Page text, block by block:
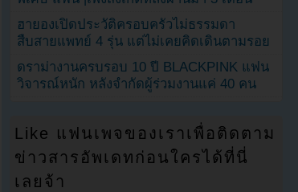
ฮายองเปิดประวัติครอบครัวไม่ธรรมดา
สืบสายแพทย์ 4 รุ่น แต่ไม่เคยคิดเดินตามรอย
ดราม่างานครบรอบ 10 ปี BLACKPINK แฟน
วิจารณ์หนัก หลังจำกัดผู้ร่วมงานแค่ 40 คน
Like แฟนเพจของเราเพื่อติดตาม
ข่าวสารอัพเดทก่อนใครได้ที่นี่
เลยจ้า